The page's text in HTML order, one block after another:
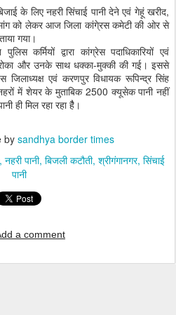
के लिए नहरी सिंचाई पानी देने एवं गेहूं खरीद,
को लेकर आज जिला कांगे्रस कमेटी की ओर से
गया।
कर्मियों द्वारा कांग्रेस पदाधिकारियों एवं
और उनके साथ धक्का-मुक्की की गई। इससे
एवं करणपुर विधायक रूपिन्द्र सिंह
में शेयर के मुताबिक 2500 क्यूसेक पानी नहीं
ही मिल रहा रहा हैै।
by sandhya border times
नहरी पानी बिजली कटौती श्रीगंगानगर सिंचाई
पानी
a comment